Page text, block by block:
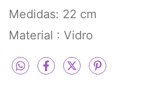
Medidas: 22 cm
Material : Vidro